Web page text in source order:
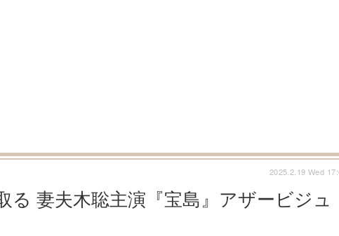
る 妻夫木聡主演『宝島』アザービジュ
2025.2.19 Wed